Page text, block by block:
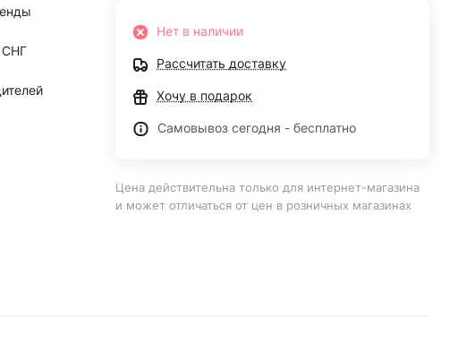
СНГ
Нет в наличии
Рассчитать доставку
Хочу в подарок
Самовывоз сегодня - бесплатно
Цена действительна только для интернет-магазина
и может отличаться от цен в розничных магазинах